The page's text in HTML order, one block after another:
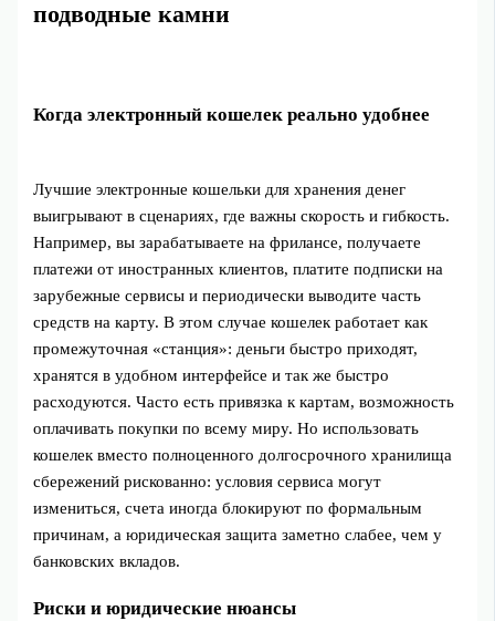
подводные камни
Когда электронный кошелек реально удобнее
Лучшие электронные кошельки для хранения денег
выигрывают в сценариях, где важны скорость и гибкость.
Например, вы зарабатываете на фрилансе, получаете
платежи от иностранных клиентов, платите подписки на
зарубежные сервисы и периодически выводите часть
средств на карту. В этом случае кошелек работает как
промежуточная «станция»: деньги быстро приходят,
хранятся в удобном интерфейсе и так же быстро
расходуются. Часто есть привязка к картам, возможность
оплачивать покупки по всему миру. Но использовать
кошелек вместо полноценного долгосрочного хранилища
сбережений рискованно: условия сервиса могут
измениться, счета иногда блокируют по формальным
причинам, а юридическая защита заметно слабее, чем у
банковских вкладов.
Риски и юридические нюансы